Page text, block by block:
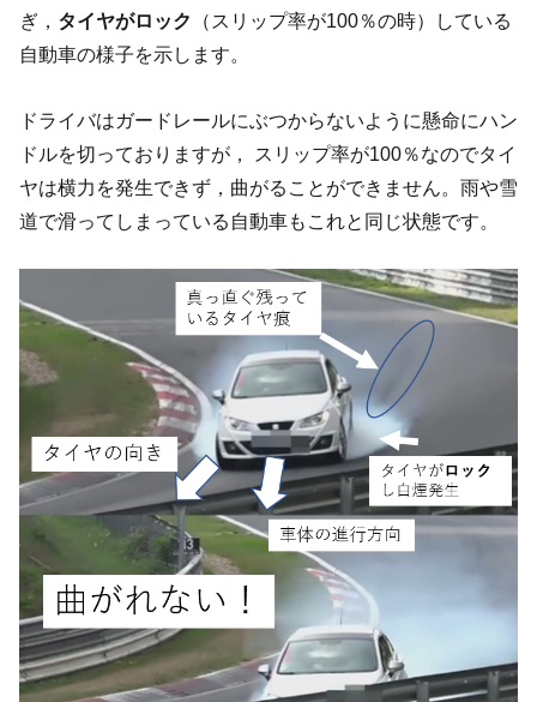
ぎ， タイヤがロック
（スリップ率が100％の時）している
自動車の様子を示します。
ドライバはガードレールにぶつからないように懸命にハン
ドルを切っておりますが， スリップ率が100％なのでタイ
ヤは横力を発生できず，曲がることができません。雨や雪
道で滑ってしまっている自動車もこれと同じ状態です。